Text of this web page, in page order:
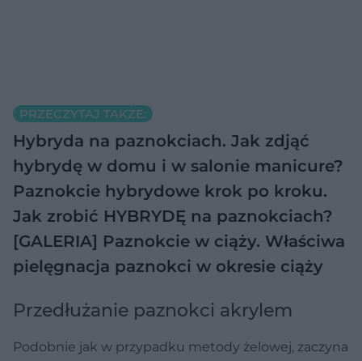
PRZECZYTAJ TAKŻE:
Hybryda na paznokciach. Jak zdjąć
hybrydę w domu i w salonie manicure?
Paznokcie hybrydowe krok po kroku.
Jak zrobić HYBRYDĘ na paznokciach?
[GALERIA] Paznokcie w ciąży. Właściwa
pielęgnacja paznokci w okresie ciąży
Przedłużanie paznokci akrylem
Podobnie jak w przypadku metody żelowej, zaczyna